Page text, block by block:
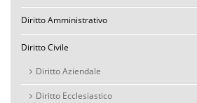
Diritto Amministrativo
Diritto Civile
Diritto Aziendale
Diritto Ecclesiastico